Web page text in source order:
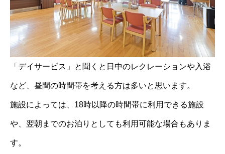
「デイサービス」と聞くと日中のレクレーションや入浴
など、昼間の時間帯を考える方は多いと思います。
施設によっては、18時以降の時間帯に利用できる施設
や、翌朝までのお泊りとしても利用可能な場合もありま
す。